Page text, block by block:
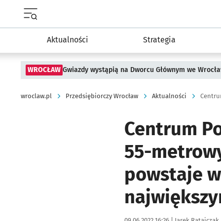
Aktualności Strategia
WROCŁAW Gwiazdy wystąpią na Dworcu Głównym we
wroclaw.pl Przedsiębiorczy Wrocław Aktualności
Centrum
55-
powstaje
Data publikacji: Autor: